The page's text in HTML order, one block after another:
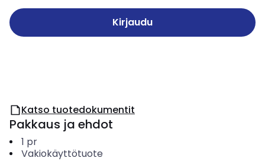
Kirjaudu
Katso tuotedokumentit
Pakkaus ja ehdot
1 pr
Vakiokäyttötuote